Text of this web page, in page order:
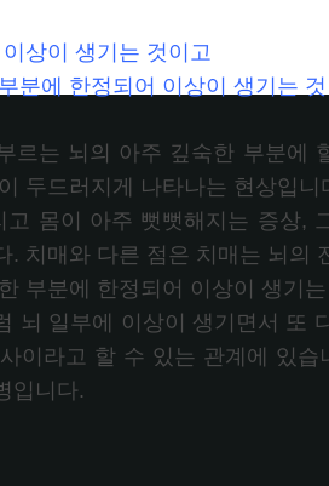
상이 생기는 것이고
분에 한정되어 이상이 생기는 것
르는 뇌의 아주 깊숙한 부분에
두드러지게 나타나는 현상입
몸이 아주 뻣뻣해지는 증상,
. 치매와 다른 점은 치매는 뇌의
부분에 한정되어 이상이 생기
뇌 일부에 이상이 생기면서 또
이라고 할 수 있는 관계에 있
입니다.